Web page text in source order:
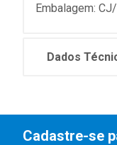
Embalagem:
Dados
Cadastre-se